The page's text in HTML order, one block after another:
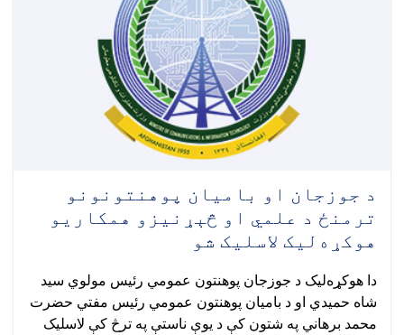
د جوزجان او بامیان پوهنتونونو
ترمنځ د علمي او څېړنيزو همکاريو
هوکړه‌لیک لاسلیک شو
دا هوکړه‌ليک د جوزجان پوهنتون عمومي رئیس مولوي سید
شاه حمیدي او د بامیان پوهنتون عمومي رئیس مفتي حضرت
محمد برهاني په شتون کې د یوې ناستې په ترڅ کې لاسلیک